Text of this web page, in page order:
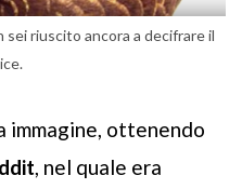
sei riuscito ancora a decifrare il
immagine, ottenendo
, nel quale era